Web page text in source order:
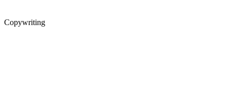
Copywriting